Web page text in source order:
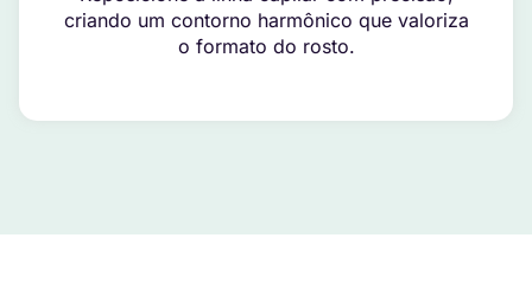
criando um contorno harmônico que valoriza
o formato do rosto.